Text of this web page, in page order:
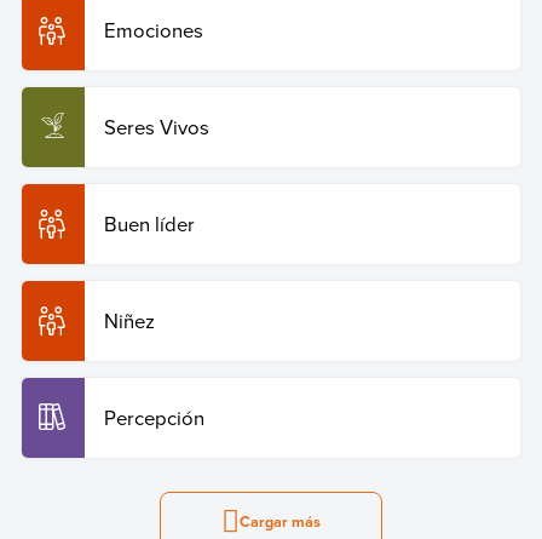
Emociones
Seres Vivos
Buen líder
Niñez
Percepción
Cargar más